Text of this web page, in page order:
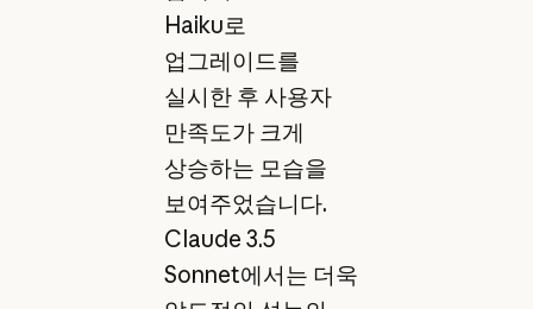
Haiku로
업그레이드를
실시한 후 사용자
만족도가 크게
상승하는 모습을
보여주었습니다.
Claude 3.5
Sonnet에서는 더욱